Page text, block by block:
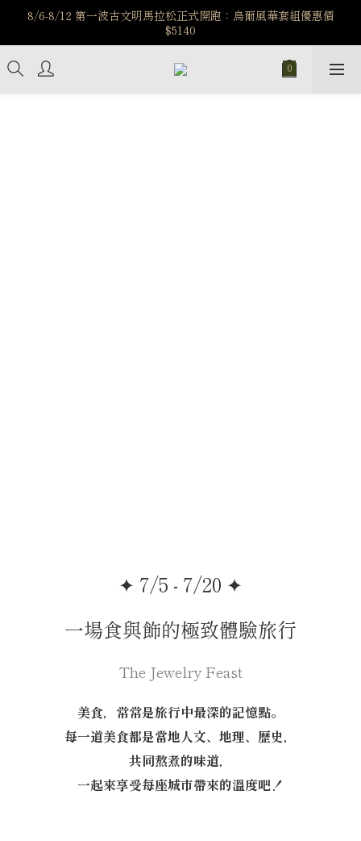
️8/6-8/12 第一波古文明馬拉松正式開跑：烏爾風華套組優惠價
$5140
️8/6-8/12 第一波古文明馬拉松正式開跑：烏爾風華套組優惠價
$5140
7/15-8/25 神秘星象學系列｜獅子座時區 項鍊 X 戒指 X 手鍊 享福
利
✦ 7/5 - 7/20 ✦
一場食與飾的極致體驗旅行
The Jewelry Feast
美食，常常是旅行中最深的記憶點。
每一道美食都是當地人文、地理、歷史，
共同熬煮的味道，
一起來享受每座城市帶來的溫度吧！